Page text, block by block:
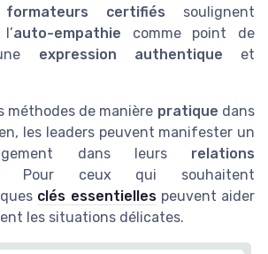
formateurs certifiés soulignent
auto-empathie comme point de
expression authentique et
méthodes de manière pratique dans
les leaders peuvent manifester un
dans leurs relations
Pour ceux qui souhaitent
clés essentiellespeuvent aider
les situations délicates.